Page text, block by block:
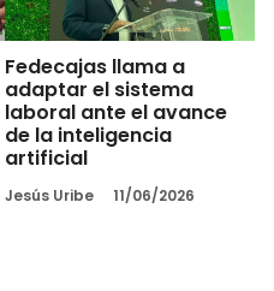
Fedecajas llama a
adaptar el sistema
laboral ante el avance
de la inteligencia
artificial
Jesús Uribe 11/06/2026